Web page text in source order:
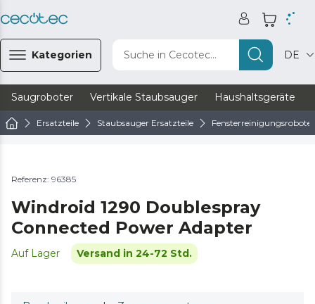
Kategorien Suche in Cecotec... DE
Saugroboter Vertikale Staubsauger Haushaltsgeräte
Ersatzteile Staubsauger Ersatzteile
Referenz: 96385
Windroid 1290 Doublespray
Connected Power Adapter
Auf Lager Versand in 24-72 Std.